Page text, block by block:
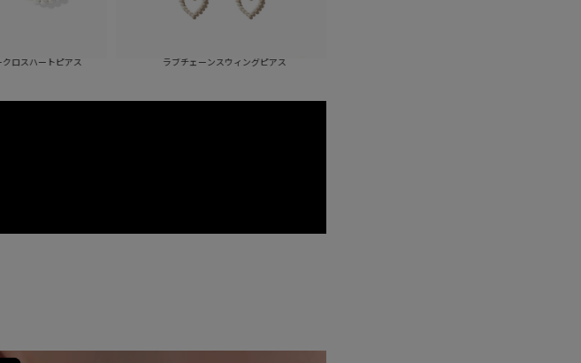
ラブチェーンスウィングピアス ラブチェーンスウィングイヤリング